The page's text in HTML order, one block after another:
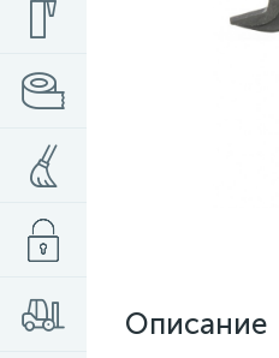
Описание